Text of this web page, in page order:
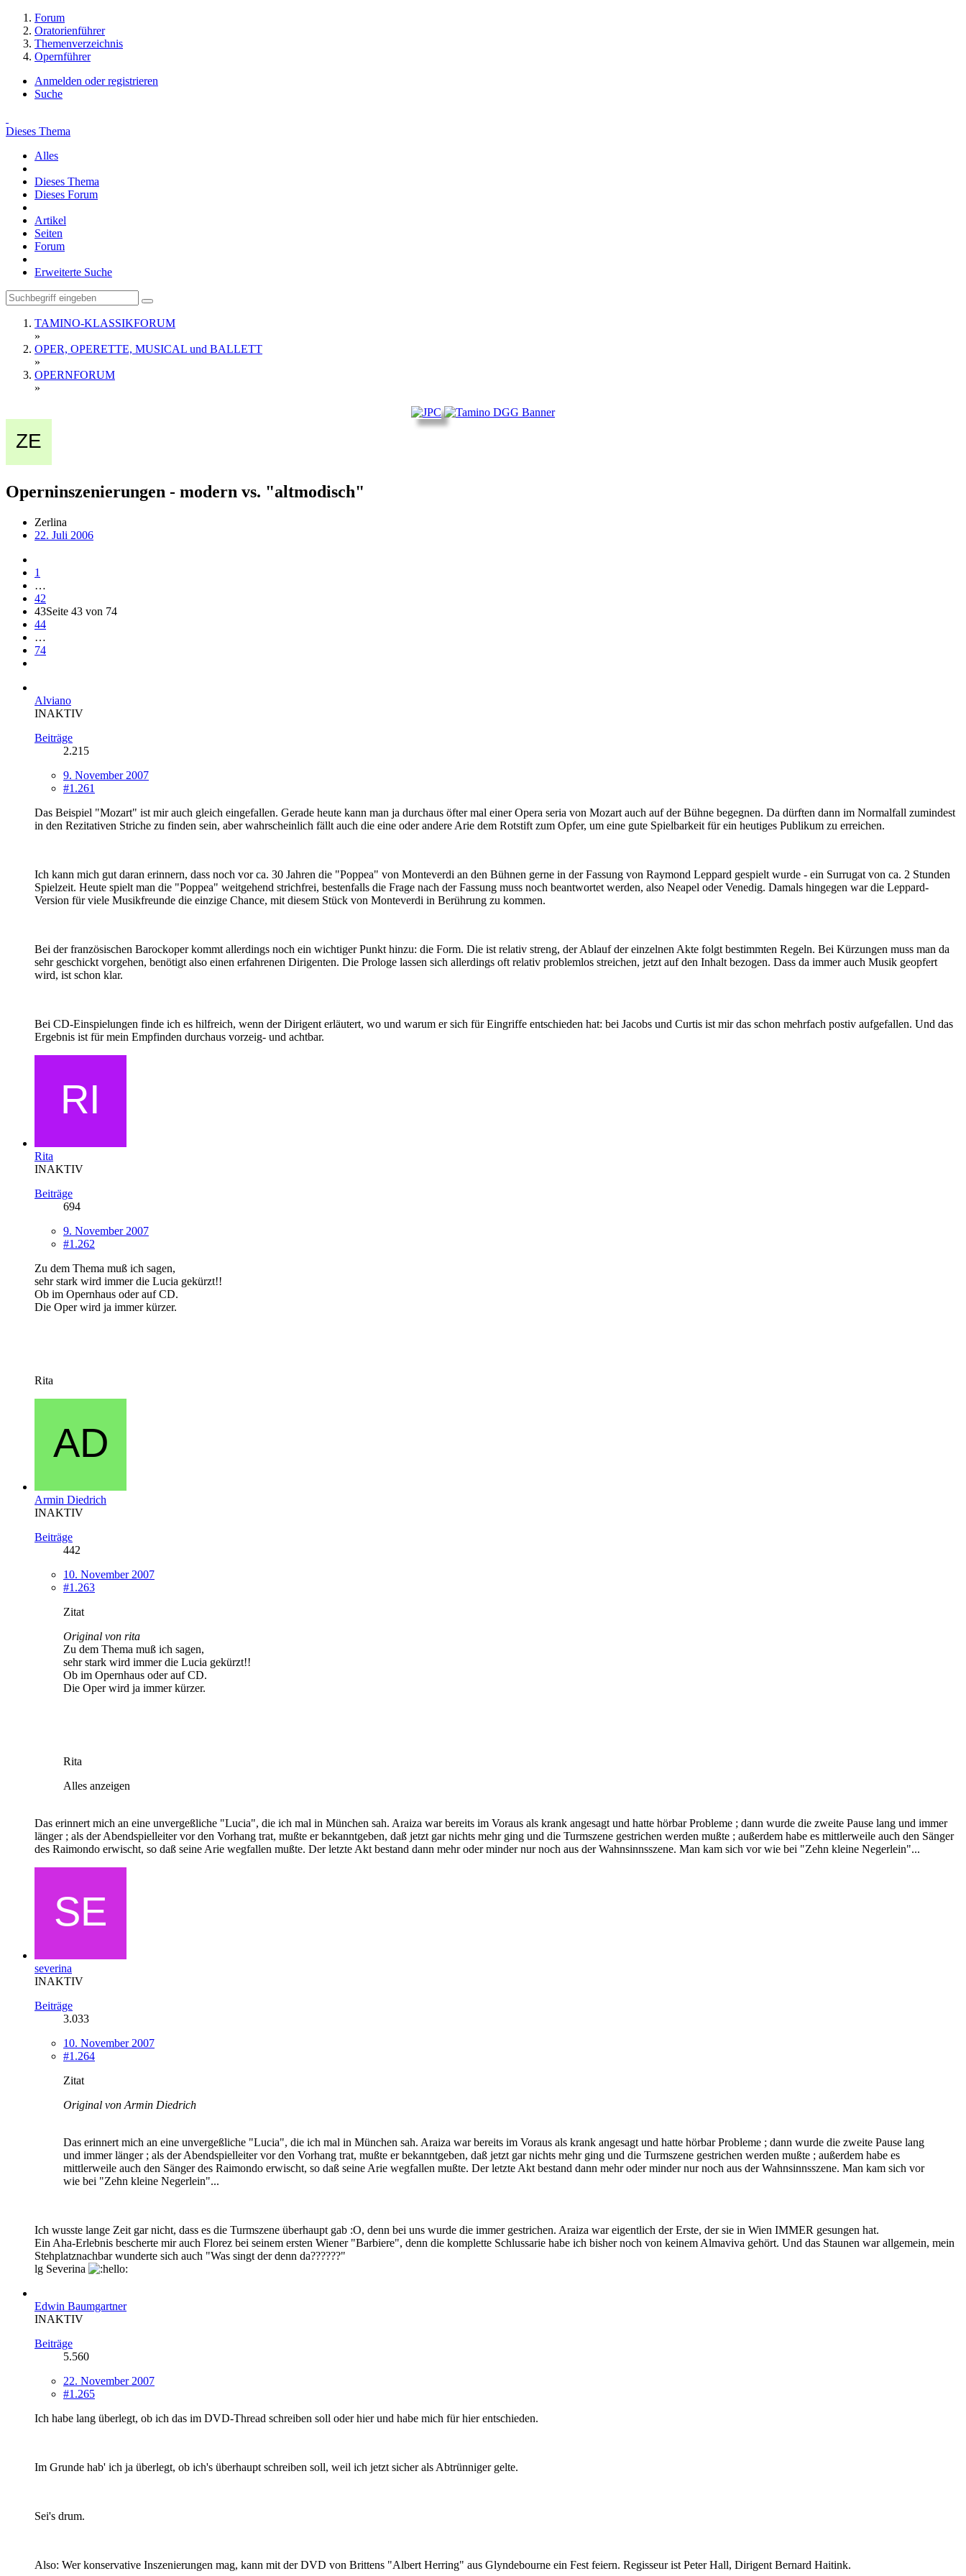
Forum
Oratorienführer
Themenverzeichnis
Opernführer
Anmelden oder registrieren
Suche
Dieses Thema
Alles
Dieses Thema
Dieses Forum
Artikel
Seiten
Forum
Erweiterte Suche
TAMINO-KLASSIKFORUM
»
OPER, OPERETTE, MUSICAL und BALLETT
»
OPERNFORUM
»
Operninszenierungen - modern vs. "altmodisch"
Zerlina
22. Juli 2006
1
…
42
43Seite 43 von 74
44
…
74
Alviano
INAKTIV
Beiträge
2.215
9. November 2007
#1.261
Das Beispiel "Mozart" ist mir auch gleich eingefallen. Gerade heute kann man ja durchaus öfter mal einer Opera seria von Mozart auch auf der Bühne begegnen. Da dürften dann im Normalfall zumindest
in den Rezitativen Striche zu finden sein, aber wahrscheinlich fällt auch die eine oder andere Arie dem Rotstift zum Opfer, um eine gute Spielbarkeit für ein heutiges Publikum zu erreichen.
Ich kann mich gut daran erinnern, dass noch vor ca. 30 Jahren die "Poppea" von Monteverdi an den Bühnen gerne in der Fassung von Raymond Leppard gespielt wurde - ein Surrugat von ca. 2 Stunden
Spielzeit. Heute spielt man die "Poppea" weitgehend strichfrei, bestenfalls die Frage nach der Fassung muss noch beantwortet werden, also Neapel oder Venedig. Damals hingegen war die Leppard-
Version für viele Musikfreunde die einzige Chance, mit diesem Stück von Monteverdi in Berührung zu kommen.
Bei der französischen Barockoper kommt allerdings noch ein wichtiger Punkt hinzu: die Form. Die ist relativ streng, der Ablauf der einzelnen Akte folgt bestimmten Regeln. Bei Kürzungen muss man da
sehr geschickt vorgehen, benötigt also einen erfahrenen Dirigenten. Die Prologe lassen sich allerdings oft relativ problemlos streichen, jetzt auf den Inhalt bezogen. Dass da immer auch Musik geopfert
wird, ist schon klar.
Bei CD-Einspielungen finde ich es hilfreich, wenn der Dirigent erläutert, wo und warum er sich für Eingriffe entschieden hat: bei Jacobs und Curtis ist mir das schon mehrfach postiv aufgefallen. Und das
Ergebnis ist für mein Empfinden durchaus vorzeig- und achtbar.
Rita
INAKTIV
Beiträge
694
9. November 2007
#1.262
Zu dem Thema muß ich sagen,
sehr stark wird immer die Lucia gekürzt!!
Ob im Opernhaus oder auf CD.
Die Oper wird ja immer kürzer.
Rita
Armin Diedrich
INAKTIV
Beiträge
442
10. November 2007
#1.263
Zitat
Original von rita
Zu dem Thema muß ich sagen,
sehr stark wird immer die Lucia gekürzt!!
Ob im Opernhaus oder auf CD.
Die Oper wird ja immer kürzer.
Rita
Alles anzeigen
Das erinnert mich an eine unvergeßliche "Lucia", die ich mal in München sah. Araiza war bereits im Voraus als krank angesagt und hatte hörbar Probleme ; dann wurde die zweite Pause lang und immer
länger ; als der Abendspielleiter vor den Vorhang trat, mußte er bekanntgeben, daß jetzt gar nichts mehr ging und die Turmszene gestrichen werden mußte ; außerdem habe es mittlerweile auch den Sänger
des Raimondo erwischt, so daß seine Arie wegfallen mußte. Der letzte Akt bestand dann mehr oder minder nur noch aus der Wahnsinnsszene. Man kam sich vor wie bei "Zehn kleine Negerlein"...
severina
INAKTIV
Beiträge
3.033
10. November 2007
#1.264
Zitat
Original von Armin Diedrich
Das erinnert mich an eine unvergeßliche "Lucia", die ich mal in München sah. Araiza war bereits im Voraus als krank angesagt und hatte hörbar Probleme ; dann wurde die zweite Pause lang
und immer länger ; als der Abendspielleiter vor den Vorhang trat, mußte er bekanntgeben, daß jetzt gar nichts mehr ging und die Turmszene gestrichen werden mußte ; außerdem habe es
mittlerweile auch den Sänger des Raimondo erwischt, so daß seine Arie wegfallen mußte. Der letzte Akt bestand dann mehr oder minder nur noch aus der Wahnsinnsszene. Man kam sich vor
wie bei "Zehn kleine Negerlein"...
Ich wusste lange Zeit gar nicht, dass es die Turmszene überhaupt gab :O, denn bei uns wurde die immer gestrichen. Araiza war eigentlich der Erste, der sie in Wien IMMER gesungen hat.
Ein Aha-Erlebnis bescherte mir auch Florez bei seinem ersten Wiener "Barbiere", denn die komplette Schlussarie habe ich bisher noch von keinem Almaviva gehört. Und das Staunen war allgemein, mein
Stehplatznachbar wunderte sich auch "Was singt der denn da??????"
lg Severina
Edwin Baumgartner
INAKTIV
Beiträge
5.560
22. November 2007
#1.265
Ich habe lang überlegt, ob ich das im DVD-Thread schreiben soll oder hier und habe mich für hier entschieden.
Im Grunde hab' ich ja überlegt, ob ich's überhaupt schreiben soll, weil ich jetzt sicher als Abtrünniger gelte.
Sei's drum.
Also: Wer konservative Inszenierungen mag, kann mit der DVD von Brittens "Albert Herring" aus Glyndebourne ein Fest feiern. Regisseur ist Peter Hall, Dirigent Bernard Haitink.